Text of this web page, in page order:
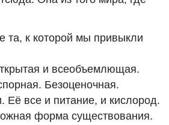
та, к которой мы привыкли
и всеобъемлющая.
Безоценочная.
Её все и питание, и кислород.
форма существования.